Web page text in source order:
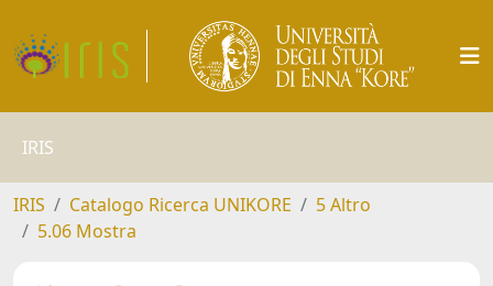
IRIS
IRIS Catalogo Ricerca UNIKORE
5 Altro
5.06 Mostra